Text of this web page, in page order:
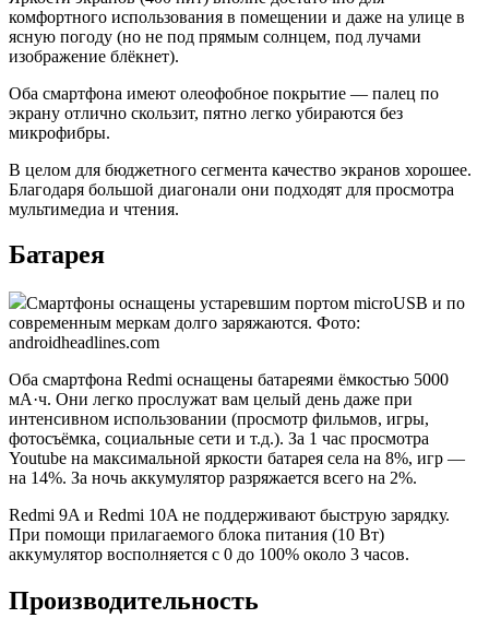
комфортного использования в помещении и даже на улице в
ясную погоду (но не под прямым солнцем, под лучами
изображение блёкнет).
Оба смартфона имеют олеофобное покрытие — палец по
экрану отлично скользит, пятно легко убираются без
микрофибры.
В целом для бюджетного сегмента качество экранов хорошее.
Благодаря большой диагонали они подходят для просмотра
мультимедиа и чтения.
Батарея
Смартфоны оснащены устаревшим портом microUSB и по
современным меркам долго заряжаются. Фото:
androidheadlines.com
Оба смартфона Redmi оснащены батареями ёмкостью 5000
мА·ч. Они легко прослужат вам целый день даже при
интенсивном использовании (просмотр фильмов, игры,
фотосъёмка, социальные сети и т.д.). За 1 час просмотра
Youtube на максимальной яркости батарея села на 8%, игр —
на 14%. За ночь аккумулятор разряжается всего на 2%.
Redmi 9A и Redmi 10A не поддерживают быструю зарядку.
При помощи прилагаемого блока питания (10 Вт)
аккумулятор восполняется с 0 до 100% около 3 часов.
Производительность